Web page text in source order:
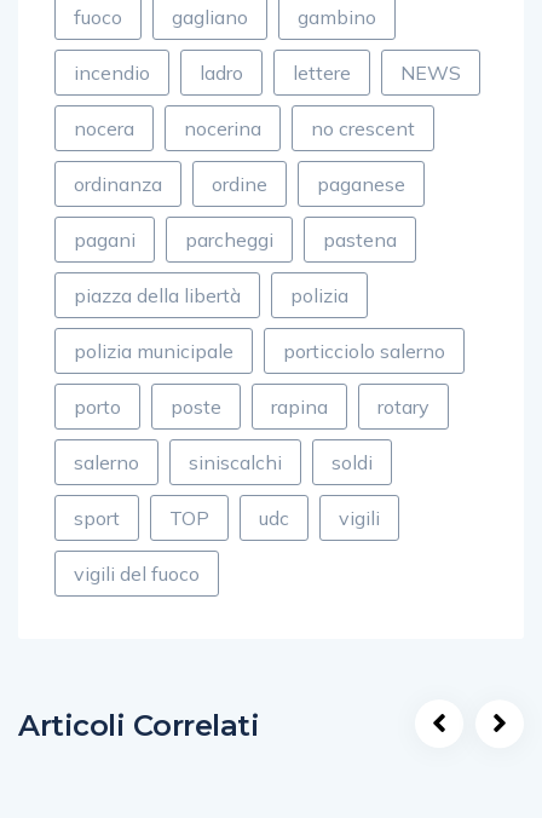
fuoco gagliano gambino
incendio ladro lettere NEWS
nocera nocerina no crescent
ordinanza ordine paganese
pagani parcheggi pastena
piazza della libertà polizia
polizia municipale porticciolo salerno
porto poste rapina rotary
salerno siniscalchi soldi
sport TOP udc vigili
vigili del fuoco
Articoli Correlati